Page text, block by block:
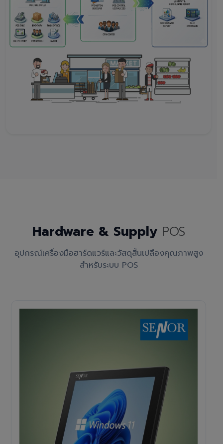
Hardware & Supply POS
อุปกรณ์เครื่องมือฮาร์ดแวร์และวัสดุสิ้นเปลืองคุณภาพสูง
สำหรับระบบ POS